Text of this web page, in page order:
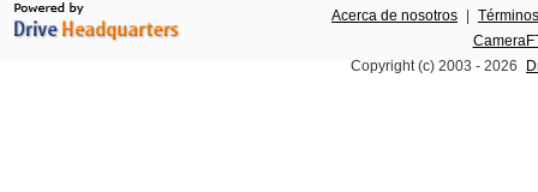
Acerca de nosotros
Copyright (c) 2003 - 2026